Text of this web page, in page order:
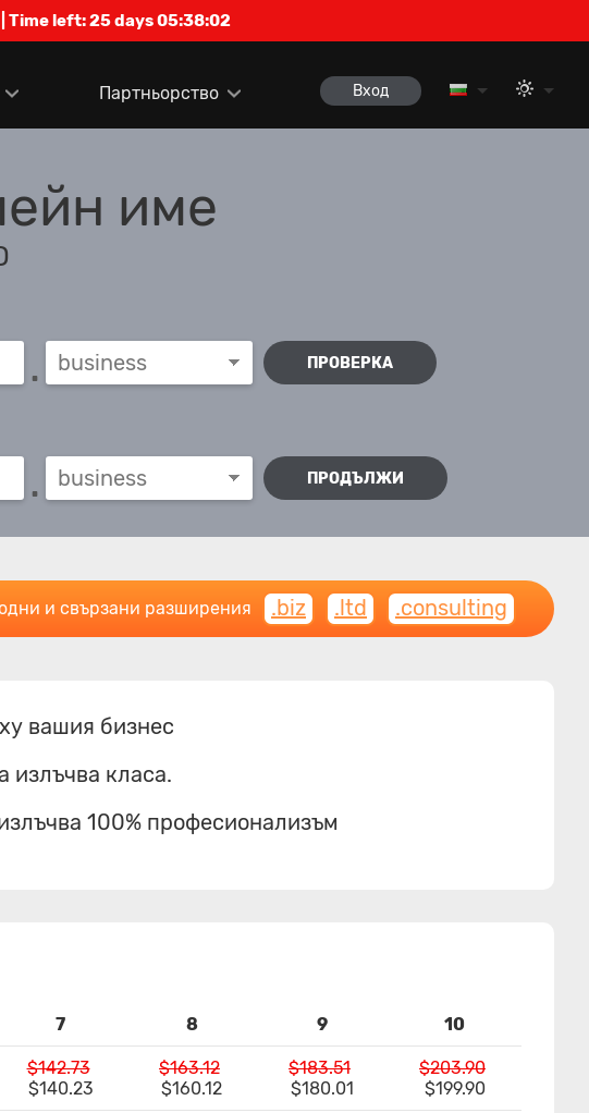
Time left:25 days 05:38:02
Партньорство Вход
име
. ПРОВЕРКА
. ПРОДЪЛЖИ
и свързани разширения .biz .ltd .consulting
вашия бизнес
излъчва класа.
100% професионализъм
7 8 9 10
$142.73
$140.23
$163.12
$160.12
$183.51
$180.01
$203.90
$199.90